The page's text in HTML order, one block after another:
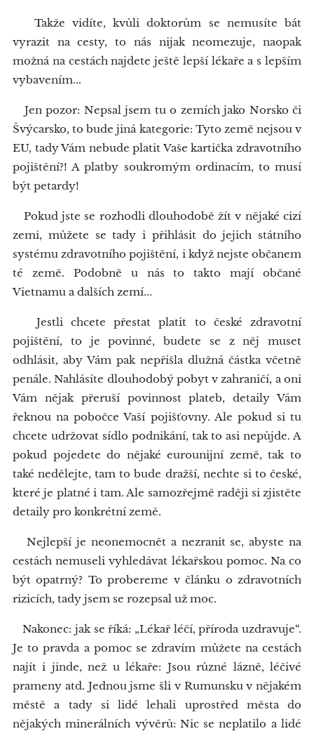
Takže vidíte, kvůli doktorům se nemusíte bát
vyrazit na cesty, to nás nijak neomezuje, naopak
možná na cestách najdete ještě lepší lékaře a s lepším
vybavením...
Jen pozor: Nepsal jsem tu o zemích jako Norsko či
Švýcarsko, to bude jiná kategorie: Tyto země nejsou v
EU, tady Vám nebude platit Vaše kartička zdravotního
pojištění?! A platby soukromým ordinacím, to musí
být petardy!
Pokud jste se rozhodli dlouhodobě žít v nějaké cizí
zemi, můžete se tady i přihlásit do jejich státního
systému zdravotního pojištění, i když nejste občanem
té země. Podobně u nás to takto mají občané
Vietnamu a dalších zemí...
Jestli chcete přestat platit to české zdravotní
pojištění, to je povinné, budete se z něj muset
odhlásit, aby Vám pak nepřišla dlužná částka včetně
penále. Nahlásíte dlouhodobý pobyt v zahraničí, a oni
Vám nějak přeruší povinnost plateb, detaily Vám
řeknou na pobočce Vaší pojišťovny. Ale pokud si tu
chcete udržovat sídlo podnikání, tak to asi nepůjde. A
pokud pojedete do nějaké eurounijní země, tak to
také nedělejte, tam to bude dražší, nechte si to české,
které je platné i tam. Ale samozřejmě raději si zjistěte
detaily pro konkrétní země.
Nejlepší je neonemocnět a nezranit se, abyste na
cestách nemuseli vyhledávat lékařskou pomoc. Na co
být opatrný? To probereme v článku o zdravotních
rizicích, tady jsem se rozepsal už moc.
Nakonec: jak se říká: „Lékař léčí, příroda uzdravuje“.
Je to pravda a pomoc se zdravím můžete na cestách
najít i jinde, než u lékaře: Jsou různé lázně, léčivé
prameny atd. Jednou jsme šli v Rumunsku v nějakém
městě a tady si lidé lehali uprostřed města do
nějakých minerálních vývěrů: Nic se neplatilo a lidé